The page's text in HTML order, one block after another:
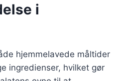
i
hjemmelavede måltider
ingredienser, hvilket gør